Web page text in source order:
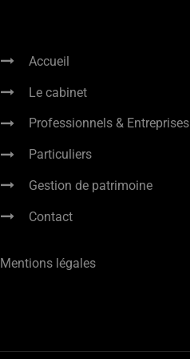
Accueil
Le cabinet
Professionnels & Entreprises
Particuliers
Gestion de patrimoine
Contact
Mentions légales